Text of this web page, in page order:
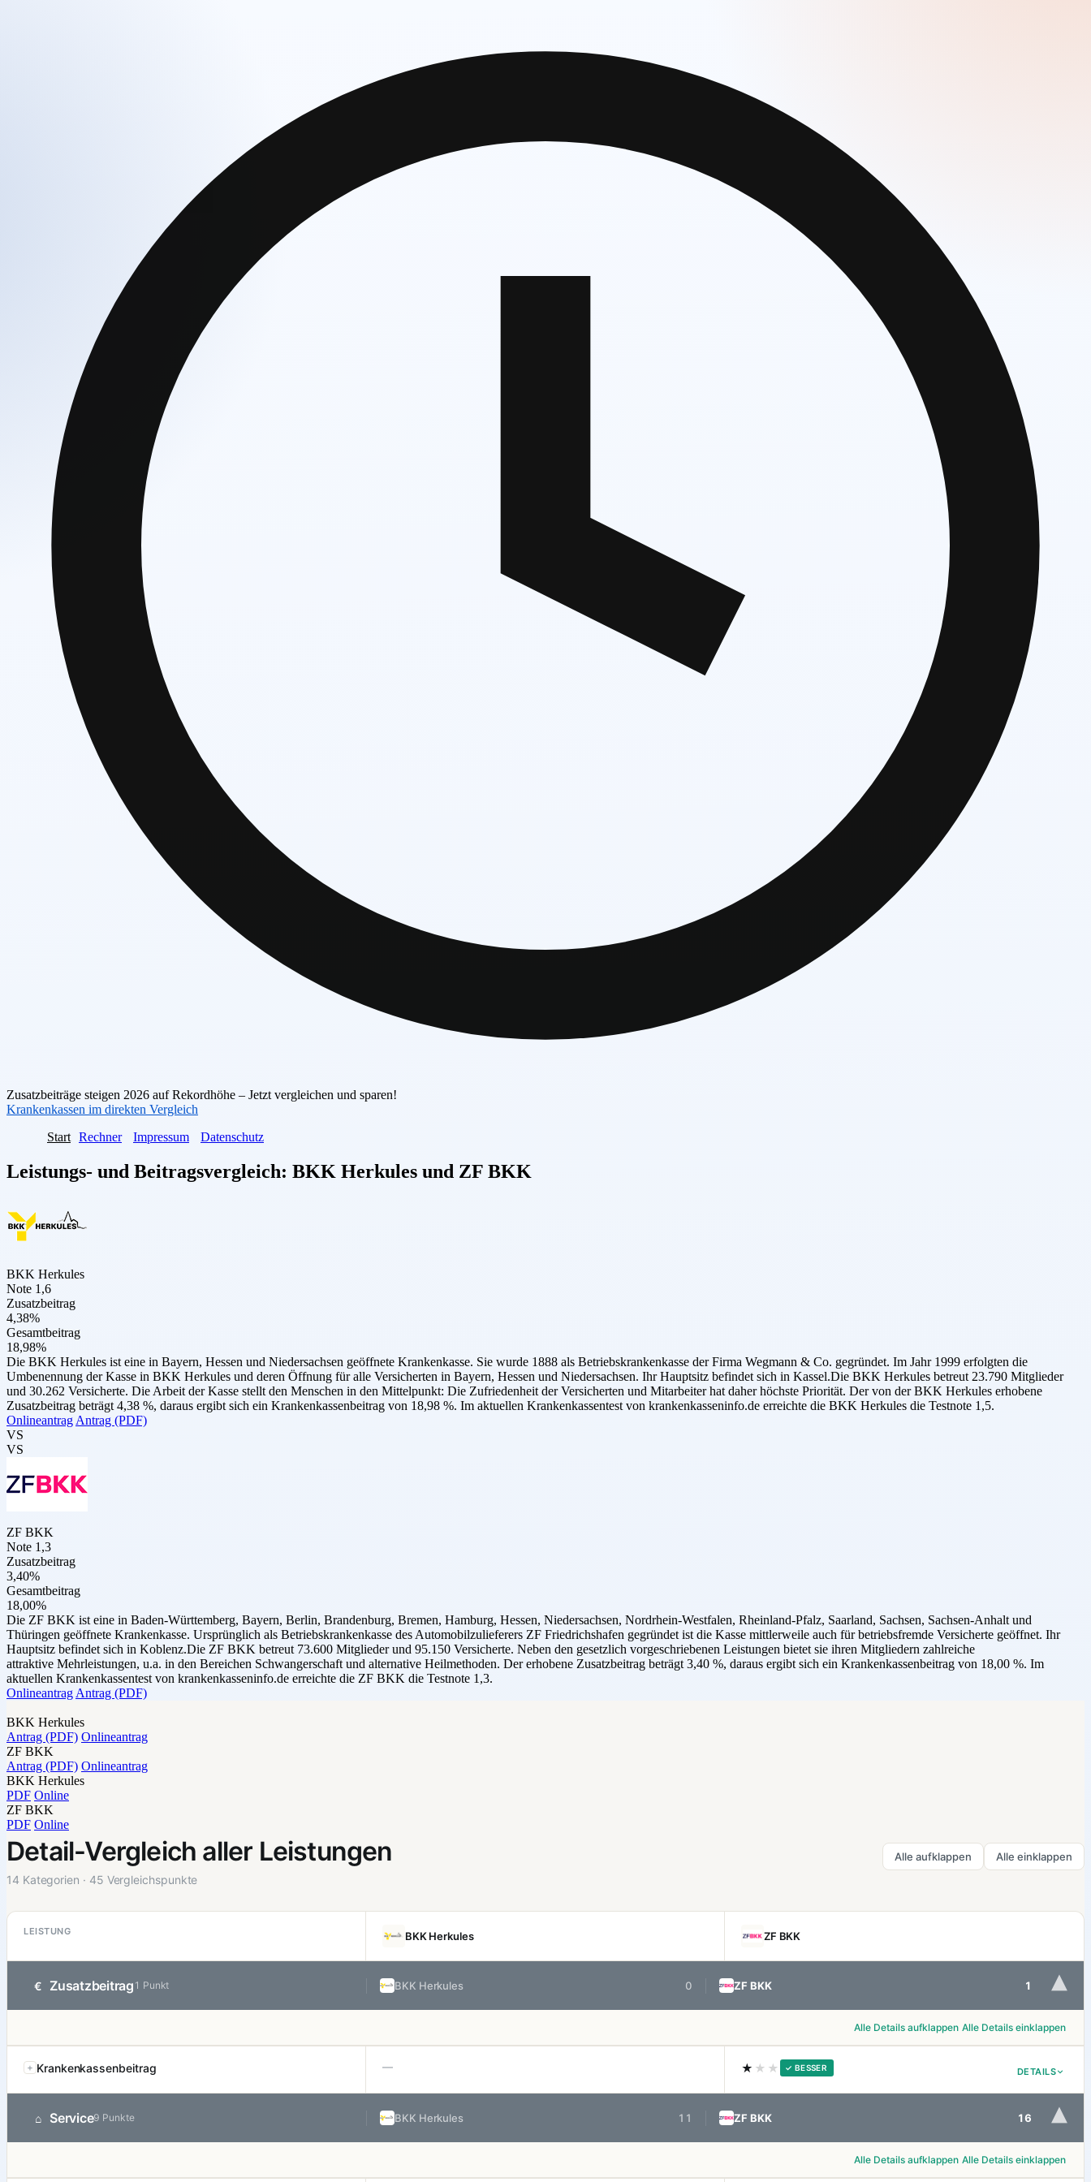
Zusatzbeiträge steigen 2026 auf Rekordhöhe – Jetzt vergleichen und sparen!
Krankenkassen im direkten Vergleich
Start Rechner Impressum Datenschutz
Leistungs- und Beitragsvergleich: BKK Herkules und ZF BKK
BKK Herkules
Note 1,6
Zusatzbeitrag
4,38%
Gesamtbeitrag
18,98%
Die BKK Herkules ist eine in Bayern, Hessen und Niedersachsen geöffnete Krankenkasse. Sie wurde 1888 als Betriebskrankenkasse der Firma Wegmann & Co. gegründet. Im Jahr 1999 erfolgten die
Umbenennung der Kasse in BKK Herkules und deren Öffnung für alle Versicherten in Bayern, Hessen und Niedersachsen. Ihr Hauptsitz befindet sich in Kassel.Die BKK Herkules betreut 23.790 Mitglieder
und 30.262 Versicherte. Die Arbeit der Kasse stellt den Menschen in den Mittelpunkt: Die Zufriedenheit der Versicherten und Mitarbeiter hat daher höchste Priorität. Der von der BKK Herkules erhobene
Zusatzbeitrag beträgt 4,38 %, daraus ergibt sich ein Krankenkassenbeitrag von 18,98 %. Im aktuellen Krankenkassentest von krankenkasseninfo.de erreichte die BKK Herkules die Testnote 1,5.
Onlineantrag Antrag (PDF)
VS
VS
ZF BKK
Note 1,3
Zusatzbeitrag
3,40%
Gesamtbeitrag
18,00%
Die ZF BKK ist eine in Baden-Württemberg, Bayern, Berlin, Brandenburg, Bremen, Hamburg, Hessen, Niedersachsen, Nordrhein-Westfalen, Rheinland-Pfalz, Saarland, Sachsen, Sachsen-Anhalt und
Thüringen geöffnete Krankenkasse. Ursprünglich als Betriebskrankenkasse des Automobilzulieferers ZF Friedrichshafen gegründet ist die Kasse mittlerweile auch für betriebsfremde Versicherte geöffnet. Ihr
Hauptsitz befindet sich in Koblenz.Die ZF BKK betreut 73.600 Mitglieder und 95.150 Versicherte. Neben den gesetzlich vorgeschriebenen Leistungen bietet sie ihren Mitgliedern zahlreiche
attraktive Mehrleistungen, u.a. in den Bereichen Schwangerschaft und alternative Heilmethoden. Der erhobene Zusatzbeitrag beträgt 3,40 %, daraus ergibt sich ein Krankenkassenbeitrag von 18,00 %. Im
aktuellen Krankenkassentest von krankenkasseninfo.de erreichte die ZF BKK die Testnote 1,3.
Onlineantrag Antrag (PDF)
BKK Herkules
Antrag (PDF) Onlineantrag
ZF BKK
Antrag (PDF) Onlineantrag
BKK Herkules
PDF Online
ZF BKK
PDF Online
Detail-Vergleich aller Leistungen
14 Kategorien · 45 Vergleichspunkte
Alle aufklappen Alle einklappen
LEISTUNG BKK Herkules ZF BKK
€ Zusatzbeitrag 1 Punkt BKK Herkules 0 ZF BKK 1 ▾
Alle Details aufklappen Alle Details einklappen
DETAILS
Krankenkassenbeitrag — ★ ★★ ✓ BESSER
⌂ Service9 Punkte BKK Herkules 11 ZF BKK 16 ▾
Alle Details aufklappen Alle Details einklappen